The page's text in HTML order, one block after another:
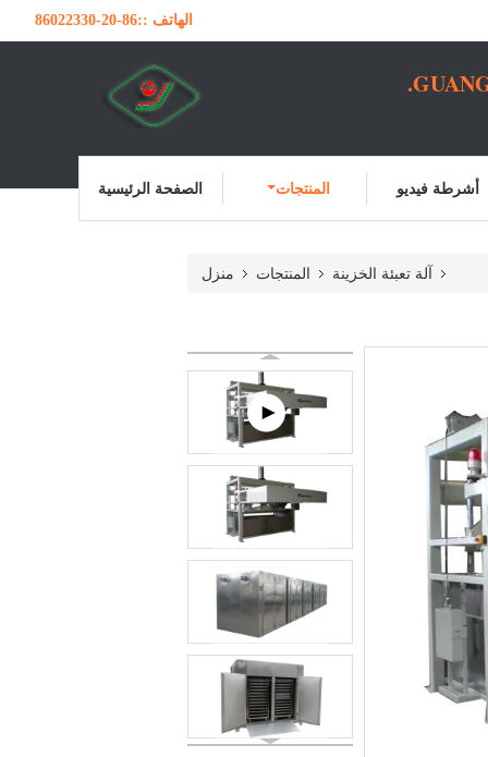
الهاتف ::86-20-86022330
الصفحة الرئيسية المنتجات أشرطة فيديو
منزل المنتجات آلة تعبئة الخزينة